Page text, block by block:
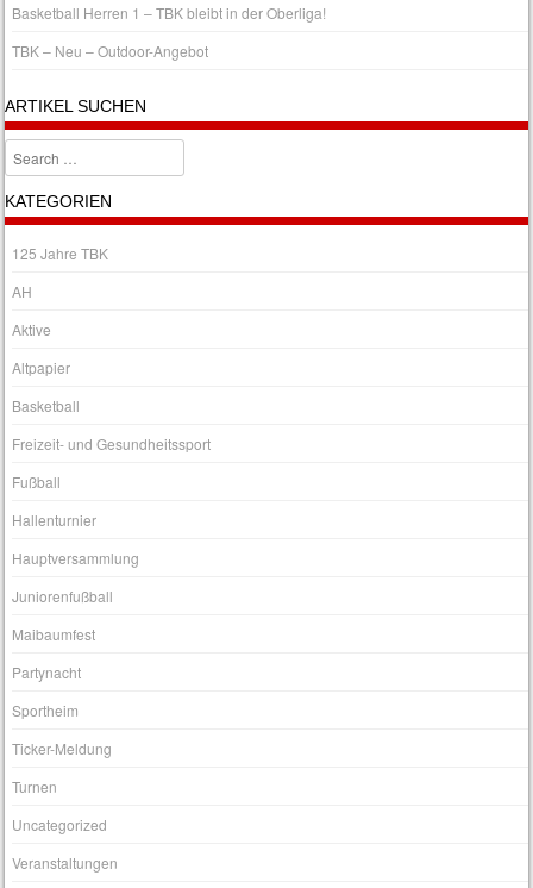
Basketball Herren 1 – TBK bleibt in der Oberliga!
TBK – Neu – Outdoor-Angebot
ARTIKEL SUCHEN
Search
KATEGORIEN
125 Jahre TBK
AH
Aktive
Altpapier
Basketball
Freizeit- und Gesundheitssport
Fußball
Hallenturnier
Hauptversammlung
Juniorenfußball
Maibaumfest
Partynacht
Sportheim
Ticker-Meldung
Turnen
Uncategorized
Veranstaltungen